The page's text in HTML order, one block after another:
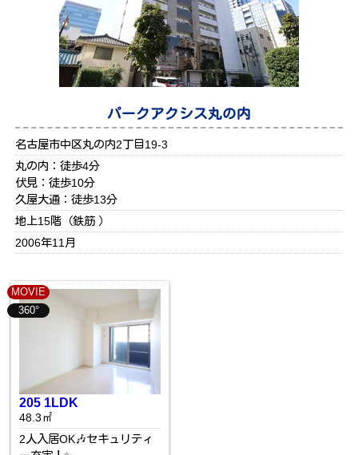
パークアクシス丸の内
名古屋市中区丸の内2丁目19-3
丸の内：徒歩4分
伏見：徒歩10分
久屋大通：徒歩13分
地上15階（鉄筋 ）
2006年11月
MOVIE
360°
205 1LDK
48.3㎡
2人入居OK🎶セキュリティ